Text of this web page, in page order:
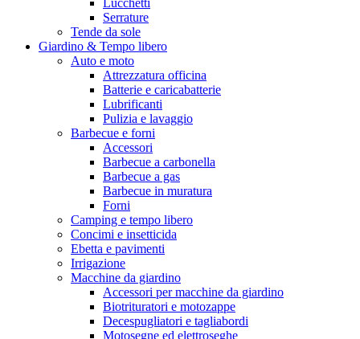
Lucchetti
Serrature
Tende da sole
Giardino & Tempo libero
Auto e moto
Attrezzatura officina
Batterie e caricabatterie
Lubrificanti
Pulizia e lavaggio
Barbecue e forni
Accessori
Barbecue a carbonella
Barbecue a gas
Barbecue in muratura
Forni
Camping e tempo libero
Concimi e insetticida
Ebetta e pavimenti
Irrigazione
Macchine da giardino
Accessori per macchine da giardino
Biotrituratori e motozappe
Decespugliatori e tagliabordi
Motosegne ed elettroseghe